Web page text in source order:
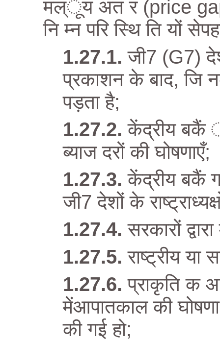
मल्ूय अतं र (price
नि म्न परि स्थि ति यों
जी7 (G7)
प्रकाशन के बाद, जि
पड़ता है;
केंद्रीय बकैं
ब्याज दरों की घोषणाएँ;
केंद्रीय बकैं
जी7 देशों के
सरकारों
राष्ट्रीय
प्राकृति क
मेंआपातकाल की
की गई हो;